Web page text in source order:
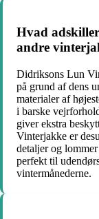
Hvad
andre
Didriksons Lun
på grund af dens
materialer af
i barske
giver ekstra
Vinterjakke er
detaljer og
perfekt til
vintermånederne.